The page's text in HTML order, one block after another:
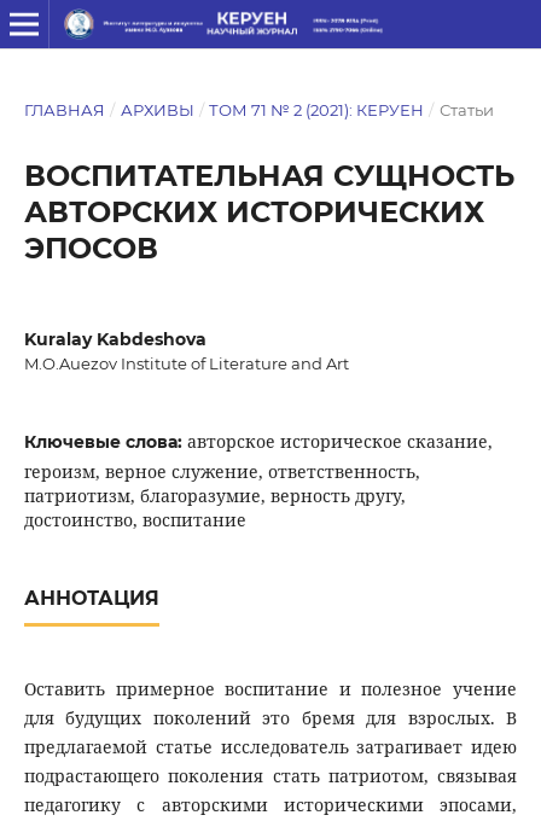
ГЛАВНАЯ / АРХИВЫ / ТОМ 71 № 2 (2021): КЕРУЕН / Статьи
ВОСПИТАТЕЛЬНАЯ СУЩНОСТЬ
АВТОРСКИХ ИСТОРИЧЕСКИХ
ЭПОСОВ
Kuralay Kabdeshova
M.O.Auezov Institute of Literature and Art
Ключевые слова: авторское историческое сказание,
героизм, верное служение, ответственность,
патриотизм, благоразумие, верность другу,
достоинство, воспитание
АННОТАЦИЯ
Оставить примерное воспитание и полезное учение
для будущих поколений это бремя для взрослых. В
предлагаемой статье исследователь затрагивает идею
подрастающего поколения стать патриотом, связывая
педагогику с авторскими историческими эпосами,